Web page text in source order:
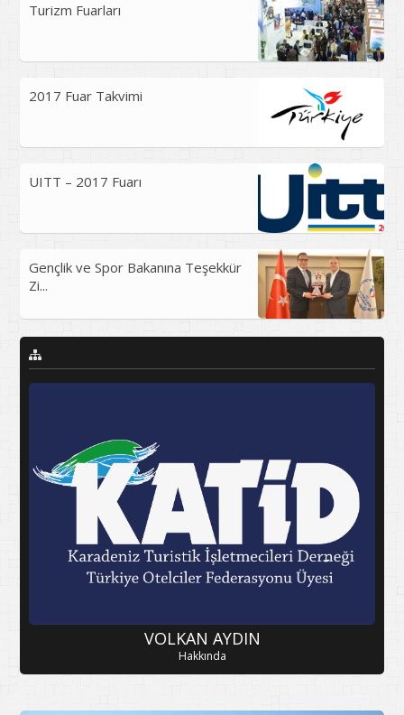
Turizm Fuarları
2017 Fuar Takvimi
UITT – 2017 Fuarı
Gençlik ve Spor Bakanına Teşekkür
Zi...
VOLKAN AYDIN
Hakkında